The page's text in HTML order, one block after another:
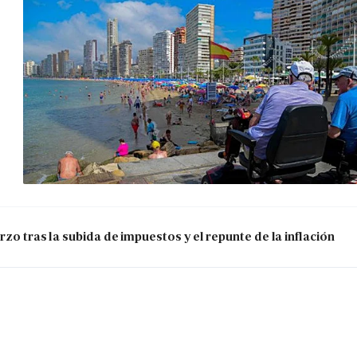
tras la subida de impuestos y el repunte de la inflación